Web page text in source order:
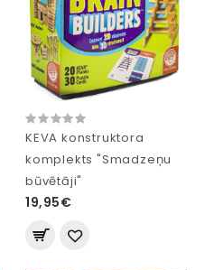
KEVA konstruktora
komplekts "Smadzeņu
būvētāji"
19,95€